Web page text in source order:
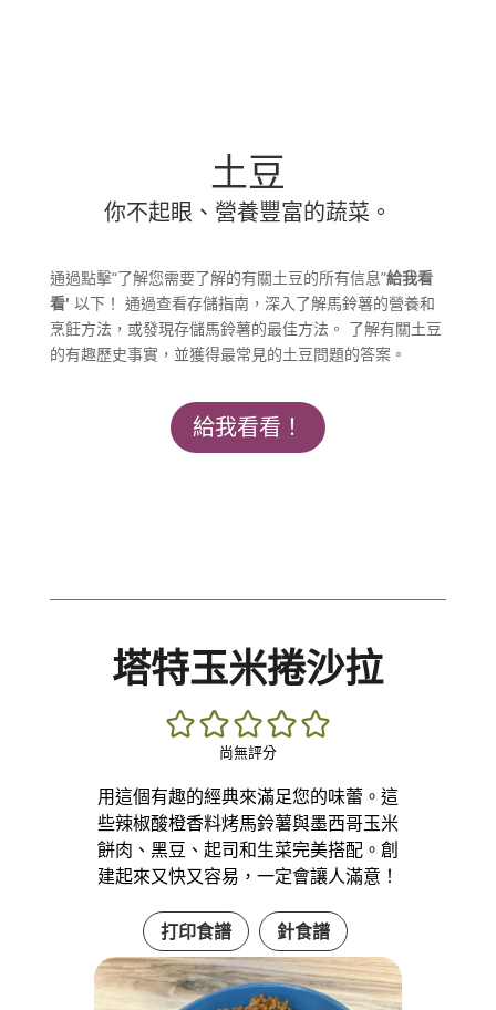
土豆
你不起眼、營養豐富的蔬菜。
通過點擊“了解您需要了解的有關土豆的所有信息”給我看
看' 以下！ 通過查看存儲指南，深入了解馬鈴薯的營養和
烹飪方法，或發現存儲馬鈴薯的最佳方法。 了解有關土豆
的有趣歷史事實，並獲得最常見的土豆問題的答案。
給我看看！
塔特玉米捲沙拉
尚無評分
用這個有趣的經典來滿足您的味蕾。這
些辣椒酸橙香料烤馬鈴薯與墨西哥玉米
餅肉、黑豆、起司和生菜完美搭配。創
建起來又快又容易，一定會讓人滿意！
打印食譜 針食譜